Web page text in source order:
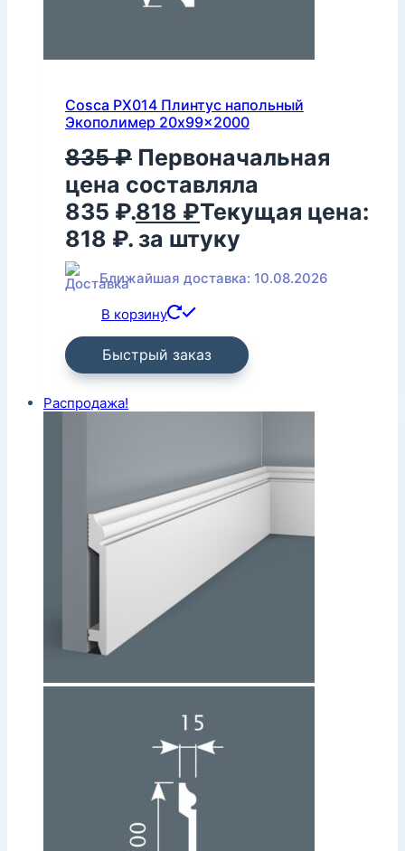
Cosca PX014 Плинтус напольный
Экополимер 20x99x2000
835₽ Первоначальная
цена составляла
835 ₽.818 ₽Текущая цена:
818 ₽. за штуку
Ближайшая доставка: 10.08.2026
В корзину
Быстрый заказ
Распродажа!